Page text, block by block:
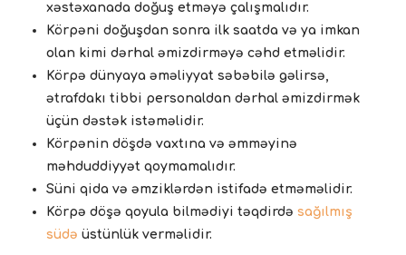
xəstəxanada doğuş etməyə çalışmalıdır.
Körpəni doğuşdan sonra ilk saatda və ya imkan
olan kimi dərhal əmizdirməyə cəhd etməlidir.
Körpə dünyaya əməliyyat səbəbilə gəlirsə,
ətrafdakı tibbi personaldan dərhal əmizdirmək
üçün dəstək istəməlidir.
Körpənin döşdə vaxtına və əmməyinə
məhduddiyyət qoymamalıdır.
Süni qida və əmziklərdən istifadə etməməlidir.
Körpə döşə qoyula bilmədiyi təqdirdə sağılmış
südə üstünlük verməlidir.